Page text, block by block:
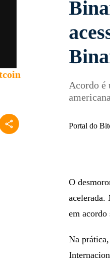
Acordo é
Portal do
O
acelerada.
em
Na